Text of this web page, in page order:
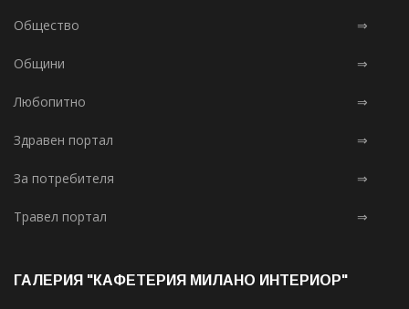
Общество ⇒
Общини ⇒
Любопитно ⇒
Здравен портал ⇒
За потребителя ⇒
Травел портал ⇒
ГАЛЕРИЯ "КАФЕТЕРИЯ МИЛАНО ИНТЕРИОР"